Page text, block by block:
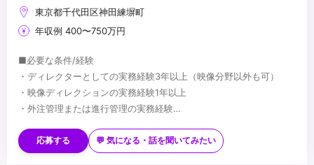
東京都千代田区神田練塀町
年収例 400〜750万円
■必要な条件/経験
・ディレクターとしての実務経験3年以上（映像分野以外も可）
・映像ディレクションの実務経験1年以上
・外注管理または進行管理の実務経験
・生成AIを活用した業務効率化の経験
・モーショングラフィックスの制作経験
・VTuber関連や二次元コンテンツ系の映像制作経験
応募する 💬 気になる・話を聞いてみたい